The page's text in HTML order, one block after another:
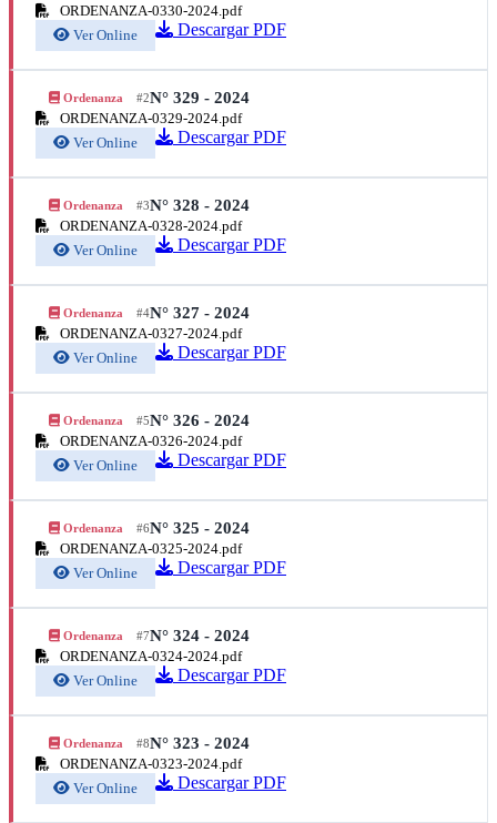
ORDENANZA-0330-2024.pdf
Ver Online
Descargar PDF
Ordenanza #2N° 329 - 2024
ORDENANZA-0329-2024.pdf
Ver Online
Descargar PDF
Ordenanza #3N° 328 - 2024
ORDENANZA-0328-2024.pdf
Ver Online
Descargar PDF
Ordenanza #4N° 327 - 2024
ORDENANZA-0327-2024.pdf
Ver Online
Descargar PDF
Ordenanza #5N° 326 - 2024
ORDENANZA-0326-2024.pdf
Ver Online
Descargar PDF
Ordenanza #6N° 325 - 2024
ORDENANZA-0325-2024.pdf
Ver Online
Descargar PDF
Ordenanza #7N° 324 - 2024
ORDENANZA-0324-2024.pdf
Ver Online
Descargar PDF
Ordenanza #8N° 323 - 2024
ORDENANZA-0323-2024.pdf
Ver Online
Descargar PDF